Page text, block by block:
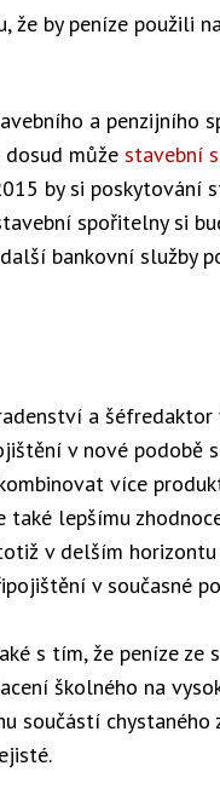
že by peníze použili
a penzijního
může stavební
by si poskytování
spořitelny si
bankovní služby
a šéfredaktor
v nové
více
také lepšímu
v delším
v současné
s tím, že peníze ze
školného na
součástí